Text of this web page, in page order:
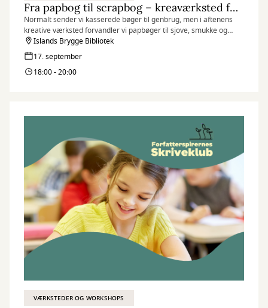
Fra papbog til scrapbog – kreaværksted for voksne
Normalt sender vi kasserede bøger til genbrug, men i aftenens
kreative værksted forvandler vi papbøger til sjove, smukke og
skæve scrapbøger.
Lotte underviser i teknikker og kreative benspænd, og alle kan
være med uanset erfaring eller niveau.
Islands Brygge Bibliotek
17. september
18:00 - 20:00
VÆRKSTEDER OG WORKSHOPS